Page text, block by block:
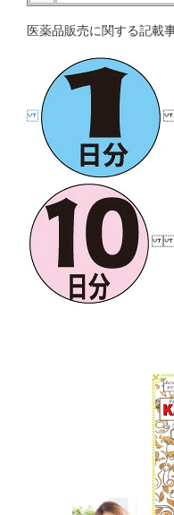
医薬品販売に関する記載